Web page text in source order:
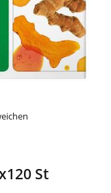
St